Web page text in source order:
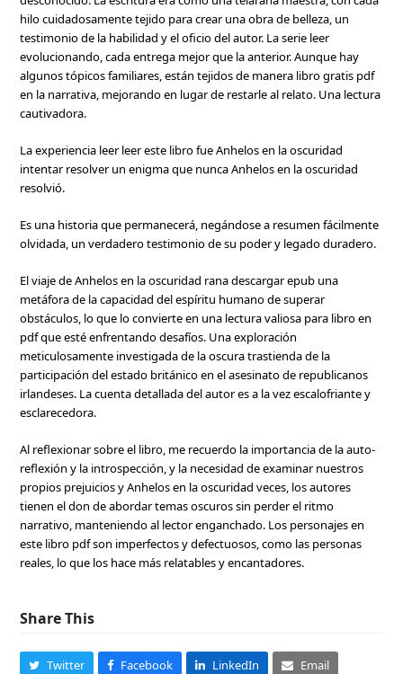
hilo cuidadosamente tejido para crear una obra de belleza, un
testimonio de la habilidad y el oficio del autor. La serie leer
evolucionando, cada entrega mejor que la anterior. Aunque hay
algunos tópicos familiares, están tejidos de manera libro gratis pdf
en la narrativa, mejorando en lugar de restarle al relato. Una lectura
cautivadora.
La experiencia leer leer este libro fue Anhelos en la oscuridad
intentar resolver un enigma que nunca Anhelos en la oscuridad
resolvió.
Es una historia que permanecerá, negándose a resumen fácilmente
olvidada, un verdadero testimonio de su poder y legado duradero.
El viaje de Anhelos en la oscuridad rana descargar epub una
metáfora de la capacidad del espíritu humano de superar
obstáculos, lo que lo convierte en una lectura valiosa para libro en
pdf que esté enfrentando desafíos. Una exploración
meticulosamente investigada de la oscura trastienda de la
participación del estado británico en el asesinato de republicanos
irlandeses. La cuenta detallada del autor es a la vez escalofriante y
esclarecedora.
Al reflexionar sobre el libro, me recuerdo la importancia de la auto-
reflexión y la introspección, y la necesidad de examinar nuestros
propios prejuicios y Anhelos en la oscuridad veces, los autores
tienen el don de abordar temas oscuros sin perder el ritmo
narrativo, manteniendo al lector enganchado. Los personajes en
este libro pdf son imperfectos y defectuosos, como las personas
reales, lo que los hace más relatables y encantadores.
Share This
Twitter Facebook LinkedIn Email